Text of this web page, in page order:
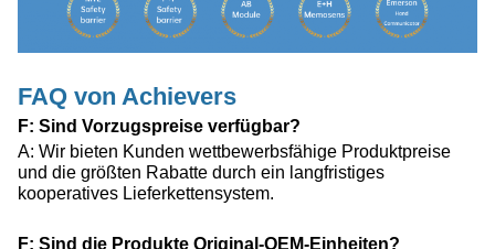
FAQ von Achievers
F: Sind Vorzugspreise verfügbar?
A: Wir bieten Kunden wettbewerbsfähige Produktpreise
und die größten Rabatte durch ein langfristiges
kooperatives Lieferkettensystem.
F: Sind die Produkte Original-OEM-Einheiten?